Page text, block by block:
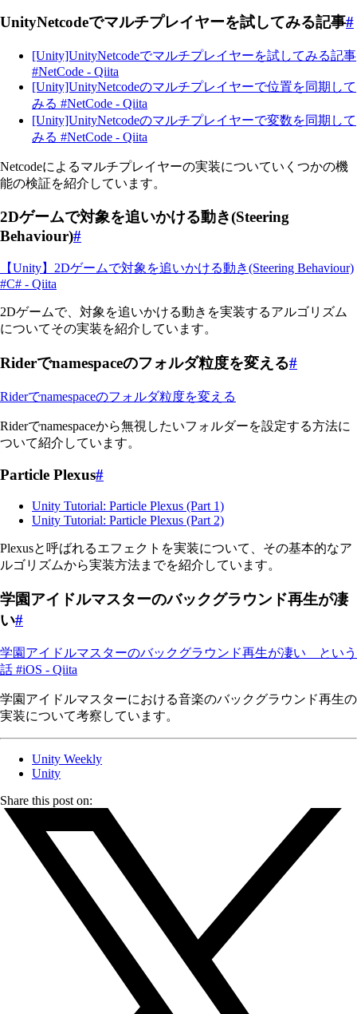
UnityNetcodeでマルチプレイヤーを試してみる記事#
[Unity]UnityNetcodeでマルチプレイヤーを試してみる記事
#NetCode - Qiita
[Unity]UnityNetcodeのマルチプレイヤーで位置を同期して
みる #NetCode - Qiita
[Unity]UnityNetcodeのマルチプレイヤーで変数を同期して
みる #NetCode - Qiita
Netcodeによるマルチプレイヤーの実装についていくつかの機
能の検証を紹介しています。
2Dゲームで対象を追いかける動き(Steering
Behaviour)#
【Unity】2Dゲームで対象を追いかける動き(Steering Behaviour)
#C# - Qiita
2Dゲームで、対象を追いかける動きを実装するアルゴリズム
についてその実装を紹介しています。
Riderでnamespaceのフォルダ粒度を変える#
Riderでnamespaceのフォルダ粒度を変える
Riderでnamespaceから無視したいフォルダーを設定する方法に
ついて紹介しています。
Particle Plexus#
Unity Tutorial: Particle Plexus (Part 1)
Unity Tutorial: Particle Plexus (Part 2)
Plexusと呼ばれるエフェクトを実装について、その基本的なア
ルゴリズムから実装方法までを紹介しています。
学園アイドルマスターのバックグラウンド再生が凄
い#
学園アイドルマスターのバックグラウンド再生が凄い という
話 #iOS - Qiita
学園アイドルマスターにおける音楽のバックグラウンド再生の
実装について考察しています。
Unity Weekly
Unity
Share this post on: